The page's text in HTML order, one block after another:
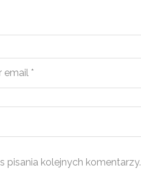
pisania kolejnych komentarzy.